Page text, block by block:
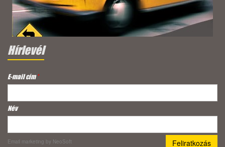
Hírlevél
E-mail cím*
Név
Email marketing by NeoSoft